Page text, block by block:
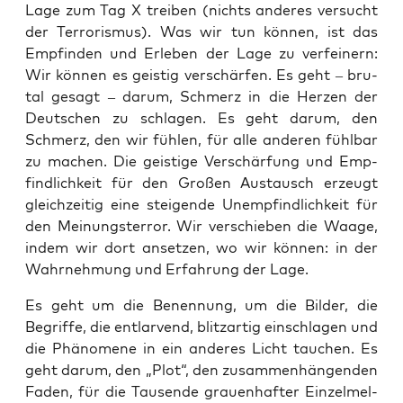
Lage zum Tag X trei­ben (nichts ande­res ver­sucht
der Ter­ro­ris­mus). Was wir tun kön­nen, ist das
Emp­fin­den und Erle­ben der Lage zu ver­fei­nern:
Wir kön­nen es geis­tig ver­schär­fen. Es geht – bru­
tal gesagt – dar­um, Schmerz in die Her­zen der
Deut­schen zu schla­gen. Es geht dar­um, den
Schmerz, den wir füh­len, für alle ande­ren fühl­bar
zu machen. Die geis­ti­ge Ver­schär­fung und Emp­
find­lich­keit für den Gro­ßen Aus­tausch erzeugt
gleich­zei­tig eine stei­gen­de Unemp­find­lich­keit für
den Mei­nungs­ter­ror. Wir ver­schie­ben die Waa­ge,
indem wir dort anset­zen, wo wir kön­nen: in der
Wahr­neh­mung und Erfah­rung der Lage.
Es geht um die Benen­nung, um die Bil­der, die
Begrif­fe, die ent­lar­vend, blitz­ar­tig ein­schla­gen und
die Phä­no­me­ne in ein ande­res Licht tau­chen. Es
geht dar­um, den „Plot“, den zusam­men­hän­gen­den
Faden, für die Tau­sen­de grau­en­haf­ter Ein­zel­mel­